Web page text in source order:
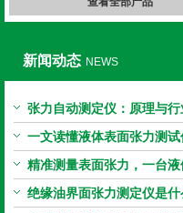
新闻动态 NEWS
张力自动测定仪：原理与行
解析
一文读懂液体表面张力测试
原理到应用全掌握
精准测量表面张力，一台
张力系数测量仪就够了
绝缘油界面张力测定仪是什